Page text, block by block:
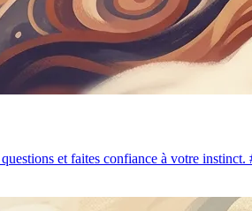
et faites confiance à votre